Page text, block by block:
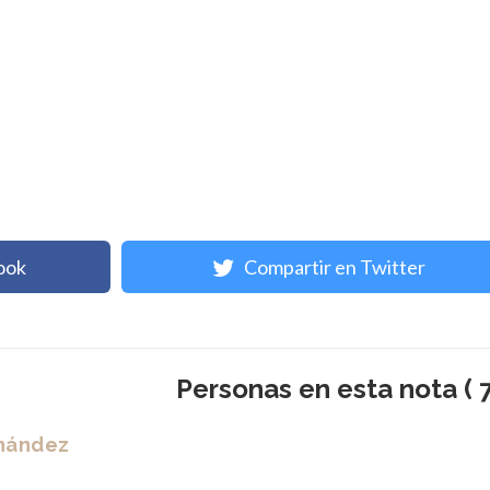
Compartir en Twitter
Personas en esta nota (